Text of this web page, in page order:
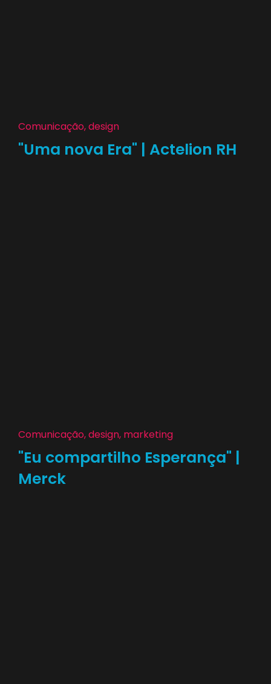
Comunicação, design
"Uma nova Era" | Actelion RH
Comunicação, design, marketing
"Eu compartilho Esperança" |
Merck